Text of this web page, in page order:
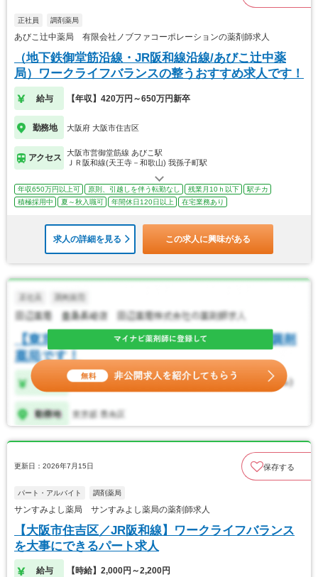
正社員 調剤薬局
あびこ辻中薬局 有限会社ノブファコーポレーションの薬剤師求人
（地下鉄御堂筋沿線・JR阪和線沿線/あびこ辻中薬
局）ワークライフバランスの整うおすすめ求人です！
給与 【年収】420万円～650万円新卒
勤務地 大阪府 大阪市住吉区
アクセス
大阪市営御堂筋線 あびこ駅
ＪＲ阪和線(天王寺－和歌山) 我孫子町駅
年収650万円以上可 原則、引越しを伴う転勤なし 残業月10ｈ以下
駅チカ
積極採用中
夏～秋入職可 年間休日120日以上 在宅業務あり
求人の詳細を見る この求人に興味がある
更新日：2026年7月15日 保存する
パート・アルバイト 調剤薬局
サンすみよし薬局 サンすみよし薬局の薬剤師求人
【大阪市住吉区／JR阪和線】ワークライフバランス
を大事にできるパート求人
給与 【時給】2,000円～2,200円